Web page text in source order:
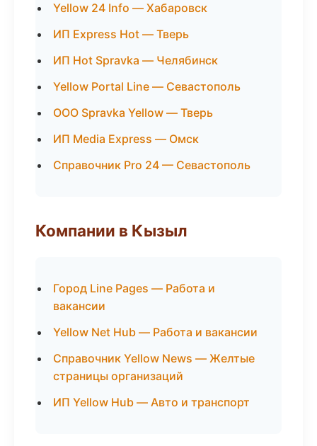
Yellow 24 Info — Хабаровск
ИП Express Hot — Тверь
ИП Hot Spravka — Челябинск
Yellow Portal Line — Севастополь
ООО Spravka Yellow — Тверь
ИП Media Express — Омск
Справочник Pro 24 — Севастополь
Компании в Кызыл
Город Line Pages — Работа и
вакансии
Yellow Net Hub — Работа и вакансии
Справочник Yellow News — Желтые
страницы организаций
ИП Yellow Hub — Авто и транспорт